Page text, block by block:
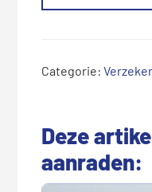
Categorie:
Deze
aanraden: